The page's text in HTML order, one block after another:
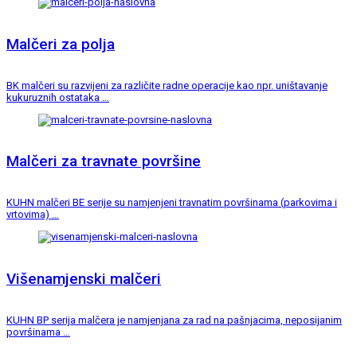
Malčeri za polja
BK malčeri su razvijeni za različite radne operacije kao npr. uništavanje
kukuruznih ostataka …
Malčeri za travnate površine
KUHN malčeri BE serije su namjenjeni travnatim površinama (parkovima i
vrtovima) …
Višenamjenski malčeri
KUHN BP serija malčera je namjenjana za rad na pašnjacima, neposijanim
površinama …